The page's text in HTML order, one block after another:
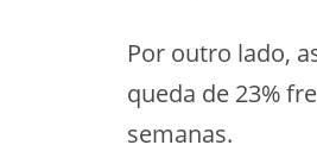
Por outro lado,
queda de 23%
semanas.